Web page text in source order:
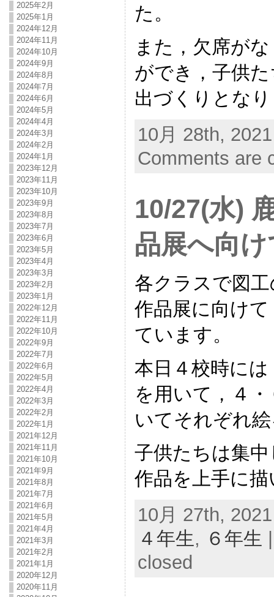
2025年2月
2025年1月
2024年12月
2024年11月
2024年10月
2024年9月
2024年8月
2024年7月
2024年6月
2024年5月
2024年4月
2024年3月
2024年2月
2024年1月
2023年12月
2023年11月
2023年10月
2023年9月
2023年8月
2023年7月
2023年6月
2023年5月
2023年4月
2023年3月
2023年2月
2023年1月
2022年12月
2022年11月
2022年10月
2022年9月
2022年7月
2022年6月
2022年5月
2022年4月
2022年3月
2022年2月
2022年1月
2021年12月
2021年11月
2021年10月
2021年9月
2021年8月
2021年7月
2021年6月
2021年5月
2021年4月
2021年3月
2021年2月
2021年1月
2020年12月
2020年11月
た。
また，欠席が
ができ，子供
出づくりとな
10月 28th,
Comments are
10/27(水)
品展へ向
各クラスで図
作品展に向け
ています。
本日４校時に
を用いて，４
いてそれぞれ
子供たちは集
作品を上手に
10月 27th,
４年生, ６年生
closed